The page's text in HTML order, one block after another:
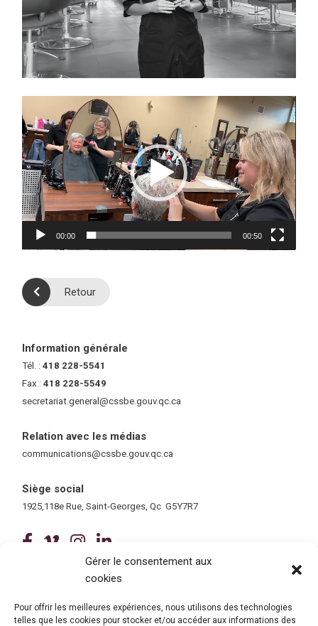
Gérer le consentement aux
cookies
Pour offrir les meilleures expériences, nous utilisons des technologies
telles que les cookies pour stocker et/ou accéder aux informations des
vidéo
00:00 00:50
Retour
Information générale
Tél. :418 228-5541
Fax :418 228-5549
secretariat.general@cssbe.gouv.qc.ca
Relation avec les médias
communications@cssbe.gouv.qc.ca
Siège social
1925,118e Rue, Saint-Georges, Qc G5Y7R7
(ce lien ouvre dans une nouvelle
(ce lien ouvre dans une nouvelle
(ce lien ouvre dans une
Tous droits réservés © 2026 Centre de services scolaire de la
Politique de confidentialité|Accessibilité
Conception site web : Ubéo solutions web(ce lien ouvre dans une nouvelle